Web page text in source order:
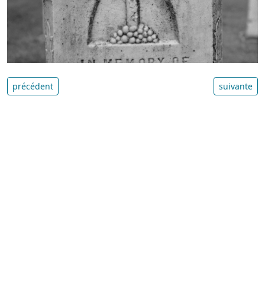
précédent suivante